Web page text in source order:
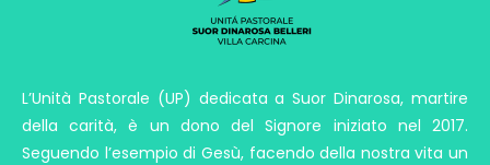
L’Unità Pastorale (UP) dedicata a Suor Dinarosa, martire
della carità, è un dono del Signore iniziato nel 2017.
Seguendo l’esempio di Gesù, facendo della nostra vita un